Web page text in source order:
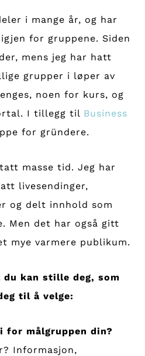
i mange år, og har
for gruppene. Siden
mens jeg har hatt
grupper i løper av
noen for kurs, og
I tillegg til Business
for gründere.
masse tid. Jeg har
livesendinger,
og delt innhold som
Men det har også gitt
mye varmere publikum.
kan stille deg, som
til å velge:
for målgruppen din?
Informasjon,